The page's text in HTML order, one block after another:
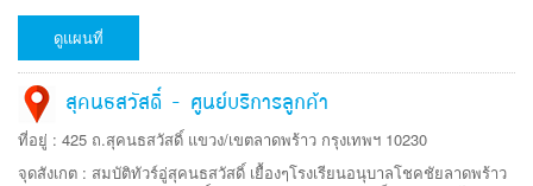
ดูแผนที่
สุคนธสวัสดิ์ - ศูนย์บริการลูกค้า
ที่อยู่ : 425 ถ.สุคนธสวัสดิ์ แขวง/เขตลาดพร้าว กรุงเทพฯ 10230
จุดสังเกต : สมบัติทัวร์อู่สุคนธสวัสดิ์ เยื้องๆโรงเรียนอนุบาลโชคชัยลาดพร้าว